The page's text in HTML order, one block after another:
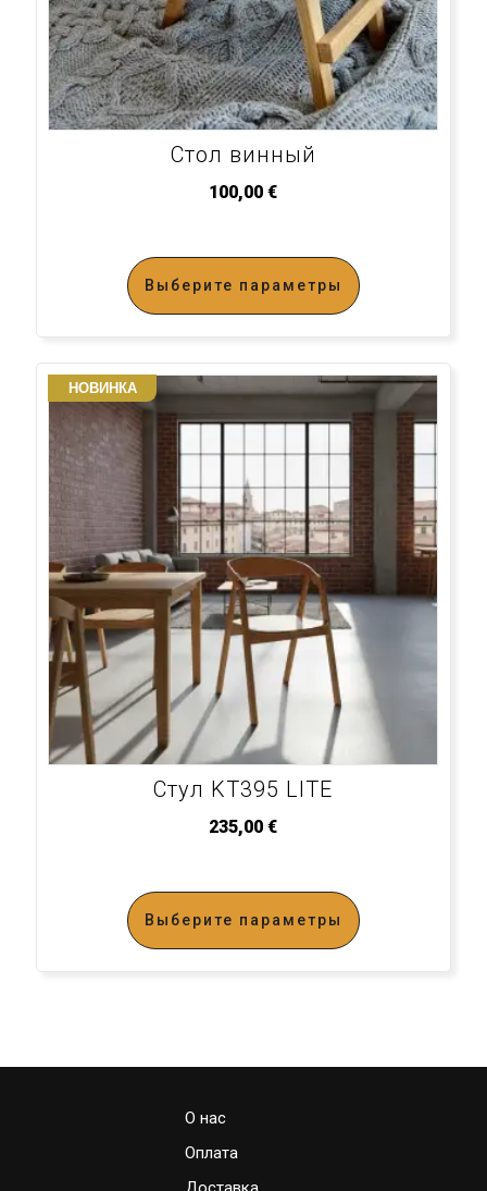
Стол винный
100,00€
Выберите параметры
НОВИНКА
Стул KT395 LITE
235,00€
Выберите параметры
О нас
Оплата